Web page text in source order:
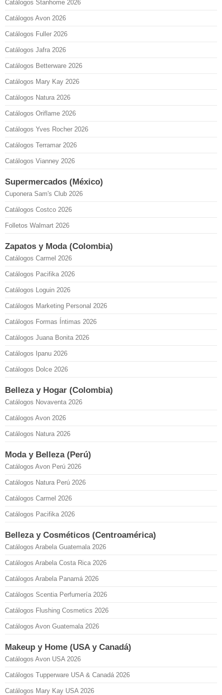
Catálogos Stanhome 2026
Catálogos Avon 2026
Catálogos Fuller 2026
Catálogos Jafra 2026
Catálogos Betterware 2026
Catálogos Mary Kay 2026
Catálogos Natura 2026
Catálogos Oriflame 2026
Catálogos Yves Rocher 2026
Catálogos Terramar 2026
Catálogos Vianney 2026
Supermercados (México)
Cuponera Sam's Club 2026
Catálogos Costco 2026
Folletos Walmart 2026
Zapatos y Moda (Colombia)
Catálogos Carmel 2026
Catálogos Pacifika 2026
Catálogos Loguin 2026
Catálogos Marketing Personal 2026
Catálogos Formas Íntimas 2026
Catálogos Juana Bonita 2026
Catálogos Ipanu 2026
Catálogos Dolce 2026
Belleza y Hogar (Colombia)
Catálogos Novaventa 2026
Catálogos Avon 2026
Catálogos Natura 2026
Moda y Belleza (Perú)
Catálogos Avon Perú 2026
Catálogos Natura Perú 2026
Catálogos Carmel 2026
Catálogos Pacifika 2026
Belleza y Cosméticos (Centroamérica)
Catálogos Arabela Guatemala 2026
Catálogos Arabela Costa Rica 2026
Catálogos Arabela Panamá 2026
Catálogos Scentia Perfumería 2026
Catálogos Flushing Cosmetics 2026
Catálogos Avon Guatemala 2026
Makeup y Home (USA y Canadá)
Catálogos Avon USA 2026
Catálogos Tupperware USA & Canadá 2026
Catálogos Mary Kay USA 2026